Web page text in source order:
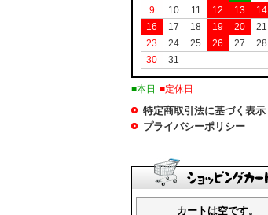
9
10 11 12 13 14
16
17 18 19 20 21
23
24 25 26 27 28
30
31
■本日 ■定休日
特定商取引法に基づく表示
プライバシーポリシー
カートは空です。